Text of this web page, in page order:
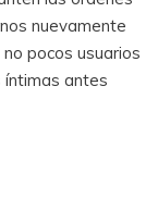
nuevamente
pocos usuarios
antes